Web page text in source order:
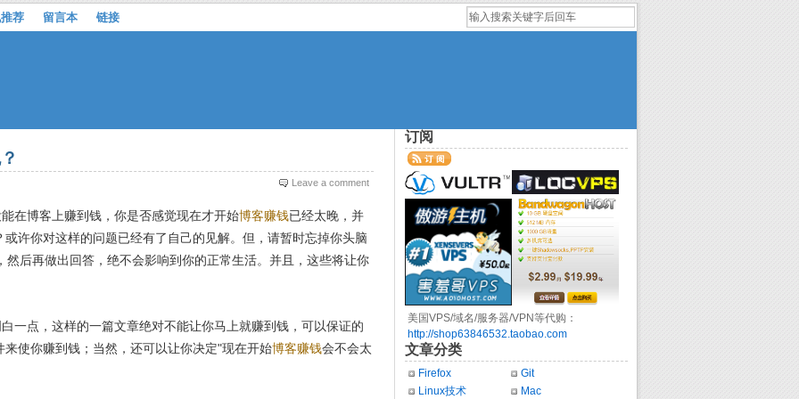
荐 留言本 链接
Leave a comment
博客上赚到钱，你是否感觉现在才开始博客赚钱已经太晚，并
许你对这样的问题已经有了自己的见解。但，请暂时忘掉你头脑
后再做出回答，绝不会影响到你的正常生活。并且，这些将让你
点，这样的一篇文章绝对不能让你马上就赚到钱，可以保证的
使你赚到钱；当然，还可以让你决定"现在开始博客赚钱会不会太
订阅
美国VPS/域名/服务器/VPN等代购：
http://shop63846532.taobao.com
文章分类
Firefox
Git
Linux技术
Mac